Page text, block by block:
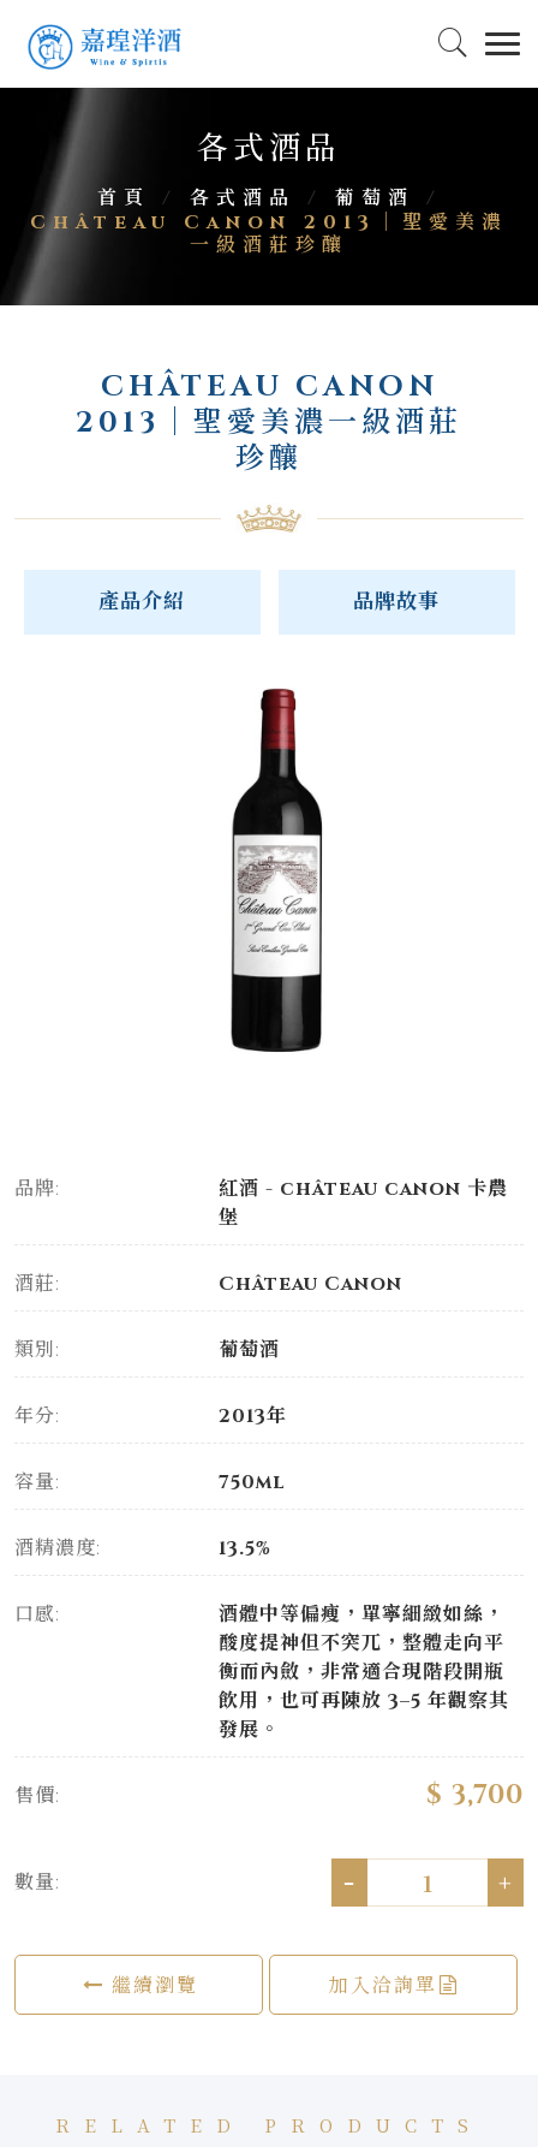
各式酒品
首頁 / 各式酒品 / 葡萄酒
/
Château Canon 2013｜聖愛美濃
一級酒莊珍釀
CHÂTEAU CANON
2013｜聖愛美濃一級酒莊
珍釀
產品介紹 品牌故事
品牌:
紅酒 - château canon 卡農
堡
酒莊: Château Canon
類別: 葡萄酒
年分: 2013年
容量: 750ml
酒精濃度: 13.5%
口感:
酒體中等偏瘦，單寧細緻如絲，
酸度提神但不突兀，整體走向平
衡而內斂，非常適合現階段開瓶
飲用，也可再陳放 3–5 年觀察其
發展。
售價: $ 3,700
數量: - +
繼續瀏覽 加入洽詢單
RELATED PRODUCTS